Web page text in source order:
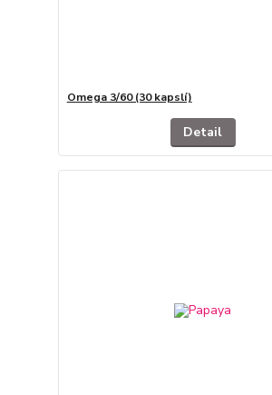
Omega 3/60 (30 kapslí)
Detail